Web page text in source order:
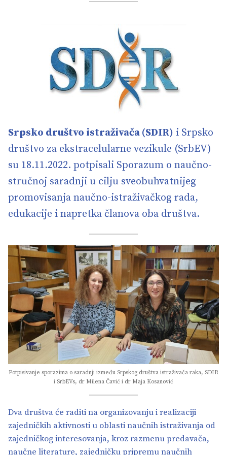
Srpsko društvo istraživača (SDIR) i Srpsko
društvo za ekstracelularne vezikule (SrbEV)
su 18.11.2022. potpisali Sporazum o naučno-
stručnoj saradnji u cilju sveobuhvatnijeg
promovisanja naučno-istraživačkog rada,
edukacije i napretka članova oba društva.
Potpisivanje sporazima o saradnji između Srpskog društva istraživača raka, SDIR
i SrbEVs, dr Milena Čavić i dr Maja Kosanović
Dva društva će raditi na organizovanju i realizaciji
zajedničkih aktivnosti u oblasti naučnih istraživanja od
zajedničkog interesovanja, kroz razmenu predavača,
naučne literature, zajedničku pripremu naučnih